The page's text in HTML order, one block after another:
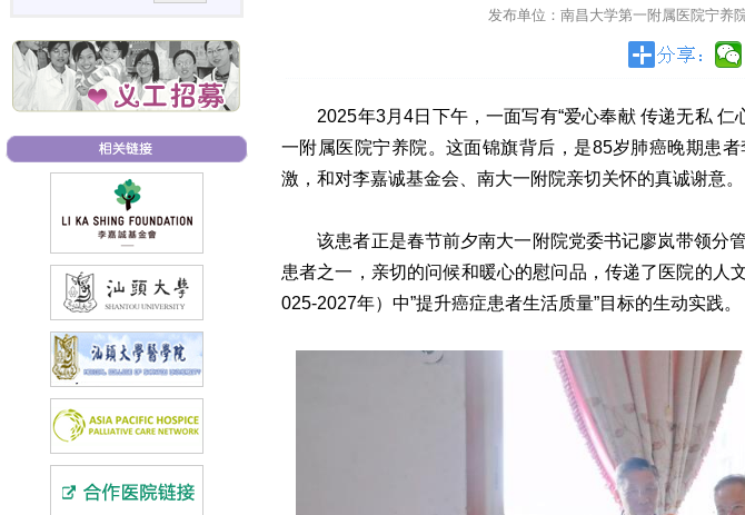
发布单位：南昌大学第一附属医院宁养
2025年3月4日下午，一面写有“爱心奉献 传递无私
一附属医院宁养院。这面锦旗背后，是85岁肺癌晚期患
激，和对李嘉诚基金会、南大一附院亲切关怀的真诚谢意。
该患者正是春节前夕南大一附院党委书记廖岚带领分
患者之一，亲切的问候和暖心的慰问品，传递了医院的人
025-2027年）中”提升癌症患者生活质量”目标的生动实践。